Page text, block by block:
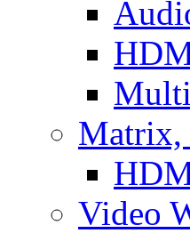
Matrix,
Video